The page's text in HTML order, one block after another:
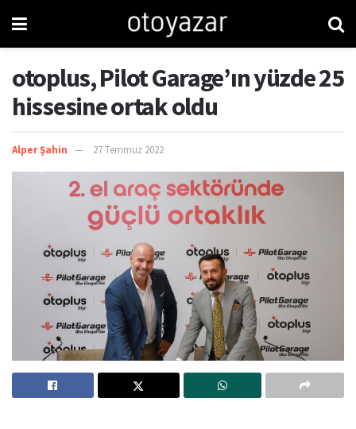
otoplus, Pilot Garage’ın yüzde 25
hissesine ortak oldu
Alper Şahin 27 Temmuz 2022